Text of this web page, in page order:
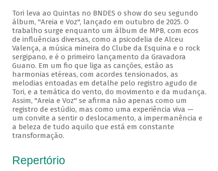
Tori leva ao Quintas no BNDES o show do seu segundo
álbum, "Areia e Voz", lançado em outubro de 2025. O
trabalho surge enquanto um álbum de MPB, com ecos
de influências diversas, como a psicodelia de Alceu
Valença, a música mineira do Clube da Esquina e o rock
sergipano, e é o primeiro lançamento da Gravadora
Guano. Em um fio que liga as canções, estão as
harmonias etéreas, com acordes tensionados, as
melodias entoadas em detalhe pelo registro agudo de
Tori, e a temática do vento, do movimento e da mudança.
Assim, "Areia e Voz" se afirma não apenas como um
registro de estúdio, mas como uma experiência viva —
um convite a sentir o deslocamento, a impermanência e
a beleza de tudo aquilo que está em constante
transformação.
Repertório